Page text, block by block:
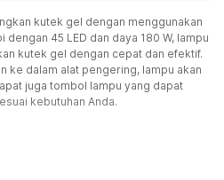
kutek gel dengan menggunakan
45 LED dan daya 180 W, lampu
kutek gel dengan cepat dan efektif.
ke dalam alat pengering, lampu akan
juga tombol lampu yang dapat
kebutuhan Anda.